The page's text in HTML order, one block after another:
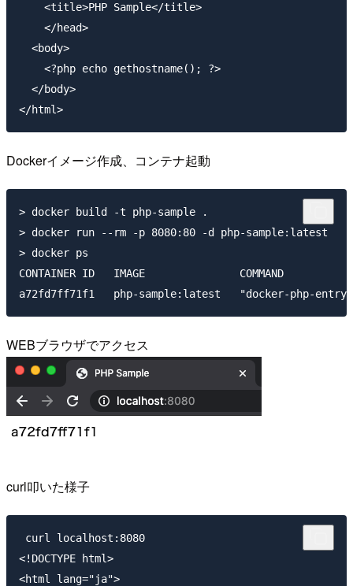
    <title>PHP Sample</title>
    </head>
  <body>
    <?php echo gethostname(); ?>
  </body>
Dockerイメージ作成、コンテナ起動
> docker build -t php-sample .
> docker run --rm -p 8080:80 -d php-sample:latest
> docker ps
CONTAINER ID   IMAGE               COMMAND
WEBブラウザでアクセス
curl叩いた様子
curl localhost:8080
<!DOCTYPE html>
<html lang="ja">